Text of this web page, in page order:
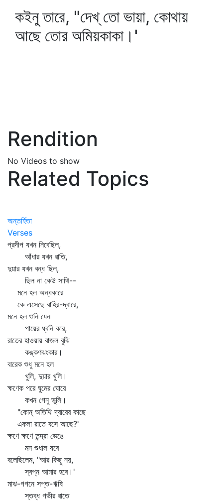
কইনু তারে, "দেখ্‌ তো ভায়া, কোথায়
আছে তোর অমিয়কাকা।'
Rendition
No Videos to show
Related Topics
অন্তর্হিতা
Verses
প্রদীপ যখন নিবেছিল,
আঁধার যখন রাতি,
দুয়ার যখন বন্ধ ছিল,
ছিল না কেউ সাথি--
মনে হল অন্ধকারে
কে এসেছে বাহির-দ্বারে,
মনে হল শুনি যেন
পায়ের ধ্বনি কার,
রাতের হাওয়ায় বাজল বুঝি
কঙ্কণঝংকার।
বারেক শুধু মনে হল
খুলি, দুয়ার খুলি।
ক্ষণেক পরে ঘুমের ঘোরে
কখন গেনু ভুলি।
"কোন্‌ অতিথি দ্বারের কাছে
একলা রাতে বসে আছে?'
ক্ষণে ক্ষণে তন্দ্রা ভেঙে
মন শুধাল যবে
বলেছিলেম, "আর কিছু নয়,
স্বপ্ন আমার হবে।'
মাঝ-গগনে সপ্ত-ঋষি
স্তব্ধ গভীর রাতে